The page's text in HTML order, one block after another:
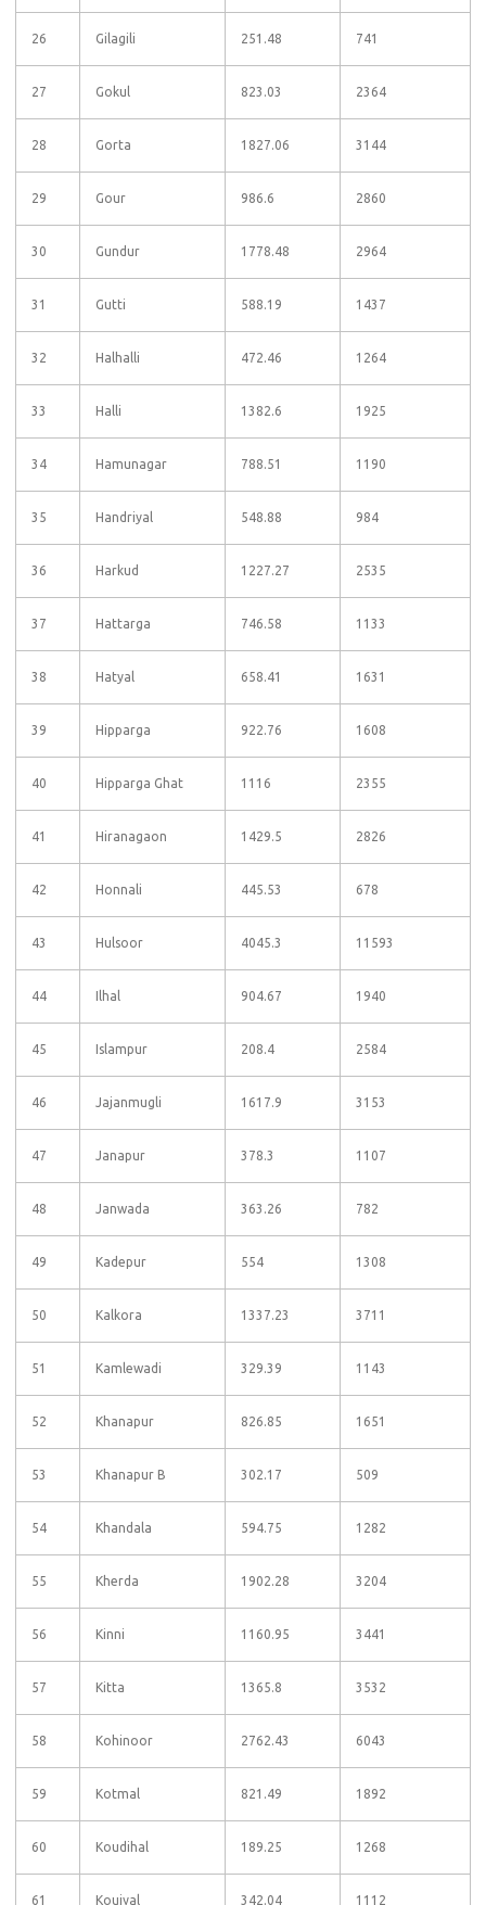
26 Gilagili 251.48 741
27 Gokul 823.03 2364
28 Gorta 1827.06 3144
29 Gour 986.6 2860
30 Gundur 1778.48 2964
31 Gutti 588.19 1437
32 Halhalli 472.46 1264
33 Halli 1382.6 1925
34 Hamunagar 788.51 1190
35 Handriyal 548.88 984
36 Harkud 1227.27 2535
37 Hattarga 746.58 1133
38 Hatyal 658.41 1631
39 Hipparga 922.76 1608
40 Hipparga Ghat 1116 2355
41 Hiranagaon 1429.5 2826
42 Honnali 445.53 678
43 Hulsoor 4045.3 11593
44 Ilhal 904.67 1940
45 Islampur 208.4 2584
46 Jajanmugli 1617.9 3153
47 Janapur 378.3 1107
48 Janwada 363.26 782
49 Kadepur 554 1308
50 Kalkora 1337.23 3711
51 Kamlewadi 329.39 1143
52 Khanapur 826.85 1651
53 Khanapur B 302.17 509
54 Khandala 594.75 1282
55 Kherda 1902.28 3204
56 Kinni 1160.95 3441
57 Kitta 1365.8 3532
58 Kohinoor 2762.43 6043
59 Kotmal 821.49 1892
60 Koudihal 189.25 1268
61 Kouiyal 342.04 1112